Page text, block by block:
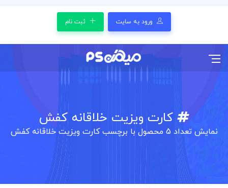
ورود به سایت ثبت نام
کارت ویزیت خلاقانه کفش
نمایش تعداد 5 محصول با برچسب کارت ویزیت خلاقانه کفش